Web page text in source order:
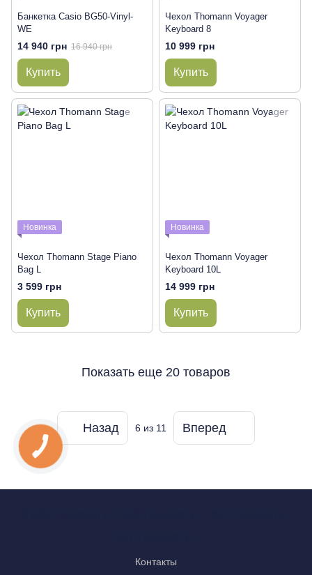
Банкетка Casio BG50-Vinyl-
WE
14 940 грн 16 940 грн
Купить
Чехол Thomann Voyager
Keyboard 8
10 999 грн
Купить
Новинка
Чехол Thomann Stage Piano
Bag L
3 599 грн
Купить
Новинка
Чехол Thomann Voyager
Keyboard 10L
14 999 грн
Купить
Показать еще 20 товаров
Назад 6 из 11 Вперед
Контакты